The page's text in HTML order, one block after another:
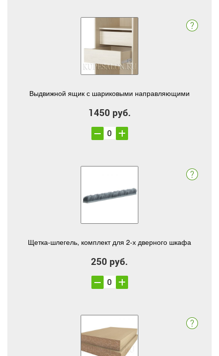
Выдвижной ящик с шариковыми направляющими
1450 руб.
Щетка-шлегель, комплект для 2-х дверного шкафа
250 руб.